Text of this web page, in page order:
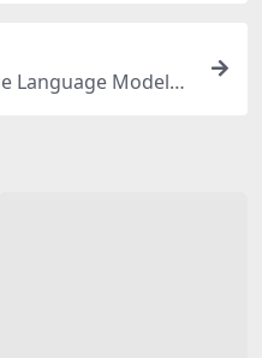
Language Models: